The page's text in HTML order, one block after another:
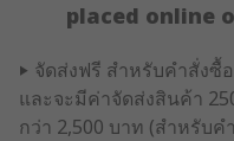
placed online
‣ จัดส่งฟรี สำหรับคำสั่งซื้
และจะมีค่าจัดส่งสินค้า
กว่า 2,500 บาท (สำหรับ